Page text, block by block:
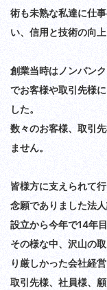
術も未熟な私達に仕
い、信用と技術の向
創業当時はノンバン
でお客様や取引先様
した。
数々のお客様、取引
ません。
皆様方に支えられて
念願でありました法
設立から今年で14年
その様な中、沢山の
り厳しかった会社経
取引先様、社員様、